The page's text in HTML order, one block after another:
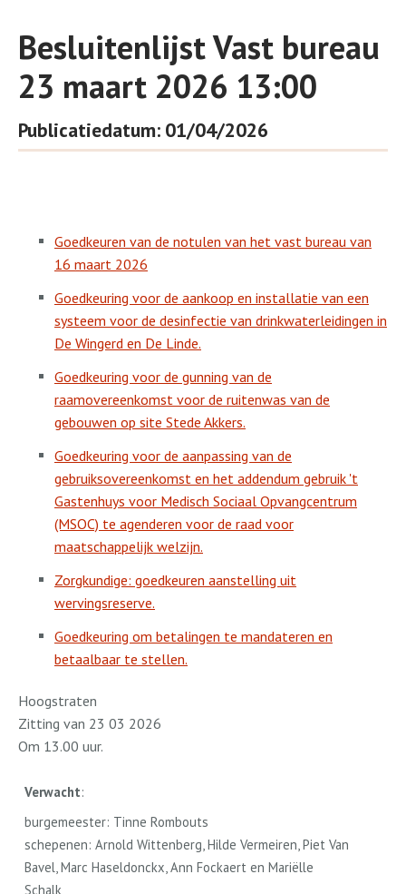
Besluitenlijst Vast bureau
23 maart 2026 13:00
Publicatiedatum: 01/04/2026
Goedkeuren van de notulen van het vast bureau van
16 maart 2026
Goedkeuring voor de aankoop en installatie van een
systeem voor de desinfectie van drinkwaterleidingen in
De Wingerd en De Linde.
Goedkeuring voor de gunning van de
raamovereenkomst voor de ruitenwas van de
gebouwen op site Stede Akkers.
Goedkeuring voor de aanpassing van de
gebruiksovereenkomst en het addendum gebruik 't
Gastenhuys voor Medisch Sociaal Opvangcentrum
(MSOC) te agenderen voor de raad voor
maatschappelijk welzijn.
Zorgkundige: goedkeuren aanstelling uit
wervingsreserve.
Goedkeuring om betalingen te mandateren en
betaalbaar te stellen.
Hoogstraten
Zitting van 23 03 2026
Om 13.00 uur.
Verwacht:
burgemeester: Tinne Rombouts
schepenen: Arnold Wittenberg, Hilde Vermeiren, Piet Van
Bavel, Marc Haseldonckx, Ann Fockaert en Mariëlle
Schalk